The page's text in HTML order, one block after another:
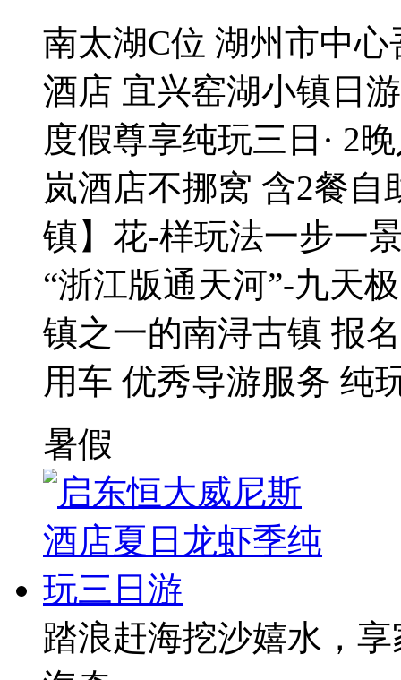
南太湖C位 湖州市中
酒店 宜兴窑湖小镇日
度假尊享纯玩三日· 2
岚酒店不挪窝 含2餐
镇】花-样玩法一步一
“浙江版通天河”-九天
镇之一的南浔古镇 报
用车 优秀导游服务 纯
暑假
踏浪赶海挖沙嬉水，